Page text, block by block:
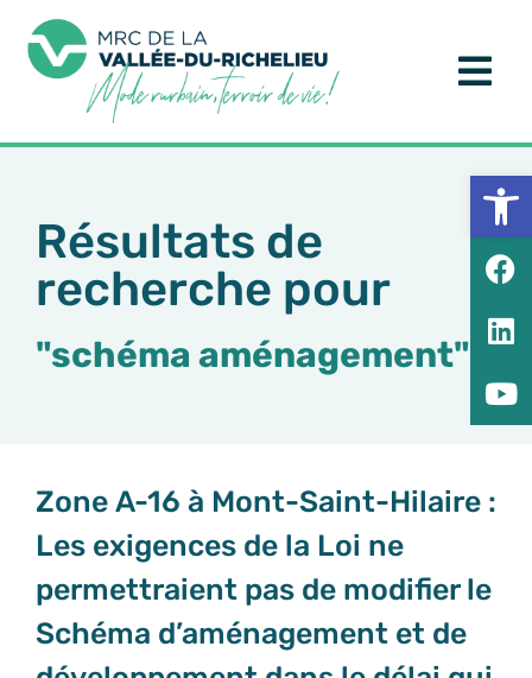
Résultats de
recherche pour
"schéma aménagement"
Zone A-16 à Mont-Saint-Hilaire :
Les exigences de la Loi ne
permettraient pas de modifier le
Schéma d’aménagement et de